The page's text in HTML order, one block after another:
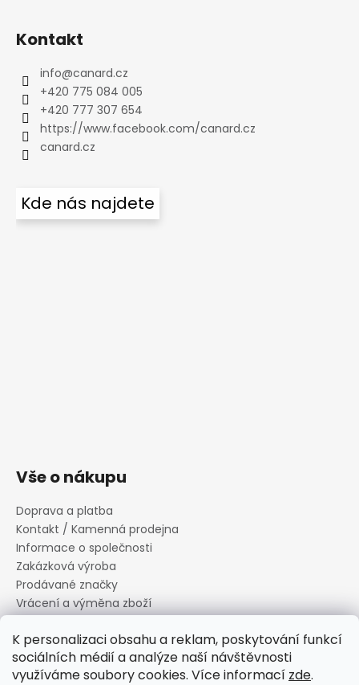
K personalizaci obsahu a reklam, poskytování funkcí
sociálních médií a analýze naší návštěvnosti
využíváme soubory cookies. Více informací zde.
Kontakt
info@canard.cz
+420 775 084 005
+420 777 307 654
https://www.facebook.com/canard.cz
canard.cz
Kde nás najdete
Vše o nákupu
Doprava a platba
Kontakt / Kamenná prodejna
Informace o společnosti
Zakázková výroba
Prodávané značky
Vrácení a výměna zboží
Informace o souborech cookies
Reklamační řád
Obchodní podmínky